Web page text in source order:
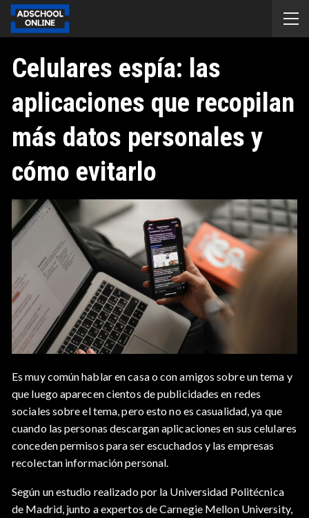
Celulares espía: las
aplicaciones que recopilan
más datos personales y
cómo evitarlo
Es muy común hablar en casa o con amigos sobre un tema y
que luego aparecen cientos de publicidades en redes
sociales sobre el tema, pero esto no es casualidad, ya que
cuando las personas descargan aplicaciones en sus celulares
conceden permisos para ser escuchados y las empresas
recolectan información personal.
Según un estudio realizado por la Universidad Politécnica
de Madrid, junto a expertos de Carnegie Mellon University,